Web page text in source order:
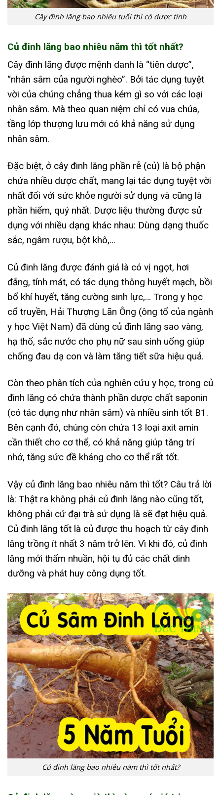
Cây đinh lăng bao nhiêu tuổi thì có dược tính
Củ đinh lăng bao nhiêu năm thì tốt nhất?
Cây đinh lăng được mệnh danh là “tiên dược”,
“nhân sâm của người nghèo”. Bởi tác dụng tuyệt
vời của chúng chẳng thua kém gì so với các loại
nhân sâm. Mà theo quan niệm chỉ có vua chúa,
tầng lớp thượng lưu mới có khả năng sử dụng
nhân sâm.
Đặc biệt, ở cây đinh lăng phần rễ (củ) là bộ phận
chứa nhiều dược chất, mang lại tác dụng tuyệt vời
nhất đối với sức khỏe người sử dụng và cũng là
phần hiếm, quý nhất. Dược liệu thường được sử
dụng với nhiều dạng khác nhau: Dùng dạng thuốc
sắc, ngâm rượu, bột khô,…
Củ đinh lăng được đánh giá là có vị ngọt, hơi
đắng, tính mát, có tác dụng thông huyết mạch, bồi
bổ khí huyết, tăng cường sinh lực,… Trong y học
cổ truyền, Hải Thượng Lãn Ông (ông tổ của ngành
y học Việt Nam) đã dùng củ đinh lăng sao vàng,
hạ thổ, sắc nước cho phụ nữ sau sinh uống giúp
chống đau dạ con và làm tăng tiết sữa hiệu quả.
Còn theo phân tích của nghiên cứu y học, trong củ
đinh lăng có chứa thành phần dược chất saponin
(có tác dụng như nhân sâm) và nhiều sinh tốt B1.
Bên cạnh đó, chúng còn chứa 13 loại axit amin
cần thiết cho cơ thể, có khả năng giúp tăng trí
nhớ, tăng sức đề kháng cho cơ thể rất tốt.
Vậy củ đinh lăng bao nhiêu năm thì tốt? Câu trả lời
là: Thật ra không phải củ đinh lăng nào cũng tốt,
không phải cứ đại trà sử dụng là sẽ đạt hiệu quả.
Củ đinh lăng tốt là củ được thu hoạch từ cây đinh
lăng trồng ít nhất 3 năm trở lên. Vì khi đó, củ đinh
lăng mới thấm nhuần, hội tụ đủ các chất dinh
dưỡng và phát huy công dụng tốt.
Củ đinh lăng bao nhiêu năm thì tốt nhất?